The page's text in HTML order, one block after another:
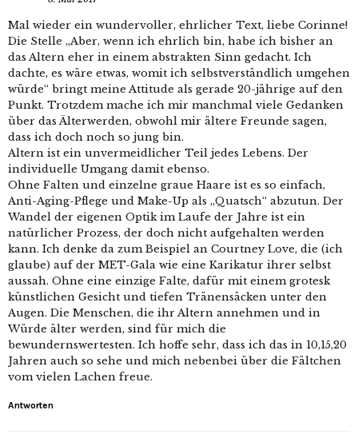
Mal wieder ein wundervoller, ehrlicher Text, liebe Corinne!
Die Stelle „Aber, wenn ich ehrlich bin, habe ich bisher an
das Altern eher in einem abstrakten Sinn gedacht. Ich
dachte, es wäre etwas, womit ich selbstverständlich umgehen
würde“ bringt meine Attitude als gerade 20-jährige auf den
Punkt. Trotzdem mache ich mir manchmal viele Gedanken
über das Älterwerden, obwohl mir ältere Freunde sagen,
dass ich doch noch so jung bin.
Altern ist ein unvermeidlicher Teil jedes Lebens. Der
individuelle Umgang damit ebenso.
Ohne Falten und einzelne graue Haare ist es so einfach,
Anti-Aging-Pflege und Make-Up als „Quatsch“ abzutun. Der
Wandel der eigenen Optik im Laufe der Jahre ist ein
natürlicher Prozess, der doch nicht aufgehalten werden
kann. Ich denke da zum Beispiel an Courtney Love, die (ich
glaube) auf der MET-Gala wie eine Karikatur ihrer selbst
aussah. Ohne eine einzige Falte, dafür mit einem grotesk
künstlichen Gesicht und tiefen Tränensäcken unter den
Augen. Die Menschen, die ihr Altern annehmen und in
Würde älter werden, sind für mich die
bewundernswertesten. Ich hoffe sehr, dass ich das in 10,15,20
Jahren auch so sehe und mich nebenbei über die Fältchen
vom vielen Lachen freue.
Antworten